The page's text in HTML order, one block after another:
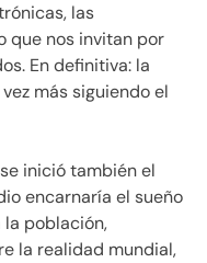
las
que nos invitan por
En definitiva: la
más siguiendo el
inició también el
encarnaría el sueño
población,
la realidad mundial,